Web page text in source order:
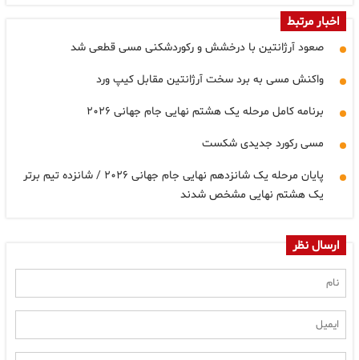
اخبار مرتبط
صعود آرژانتین با درخشش و رکوردشکنی مسی قطعی شد
واکنش مسی به برد سخت آرژانتین مقابل کیپ ورد
برنامه کامل مرحله یک هشتم نهایی جام جهانی ۲۰۲۶
مسی رکورد جدیدی شکست
پایان مرحله یک شانزدهم نهایی جام جهانی ۲۰۲۶ / شانزده تیم برتر
یک هشتم نهایی مشخص شدند
ارسال نظر